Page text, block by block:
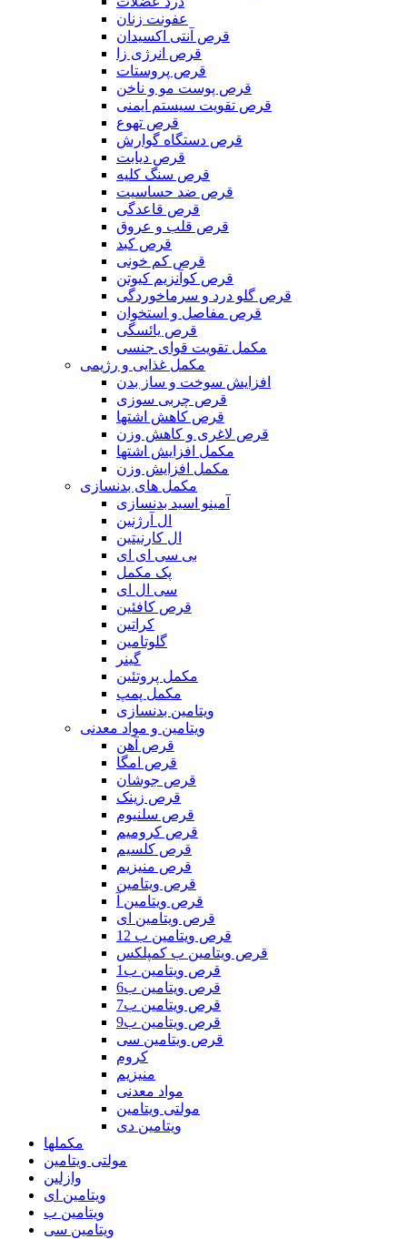
عفونت زنان
قرص آنتی اکسیدان
قرص انرژی زا
قرص پروستات
قرص پوست مو و ناخن
قرص تقویت سیستم ایمنی
قرص تهوع
قرص دستگاه گوارش
قرص دیابت
قرص سنگ کلیه
قرص ضد حساسیت
قرص قاعدگی
قرص قلب و عروق
قرص کبد
قرص کم خونی
قرص کوآنزیم کیوتن
قرص گلو درد و سرماخوردگی
قرص مفاصل و استخوان
قرص یائسگی
مکمل تقویت قوای جنسی
مکمل غذایی و رژیمی
افزایش سوخت و ساز بدن
قرص چربی سوزی
قرص کاهش اشتها
قرص لاغری و کاهش وزن
مکمل افزایش اشتها
مکمل افزایش وزن
مکمل های بدنسازی
آمینو اسید بدنسازی
ال آرژنین
ال کارنیتین
بی سی ای ای
پک مکمل
سی ال ای
قرص کافئین
کراتین
گلوتامین
گینر
مکمل پروتئین
مکمل پمپ
ویتامین بدنسازی
ویتامین و مواد معدنی
قرص آهن
قرص امگا
قرص جوشان
قرص زینک
قرص سلنیوم
قرص کرومیم
قرص کلسیم
قرص منیزیم
قرص ویتامین
قرص ویتامین آ
قرص ویتامین ای
قرص ویتامین ب 12
قرص ویتامین ب کمپلکس
قرص ویتامین ب1
قرص ویتامین ب6
قرص ویتامین ب7
قرص ویتامین ب9
قرص ویتامین سی
کروم
منیزیم
مواد معدنی
مولتی ویتامین
ویتامین دی
مکملها
مولتی ویتامین
وازلین
ویتامین ای
ویتامین ب
ویتامین سی